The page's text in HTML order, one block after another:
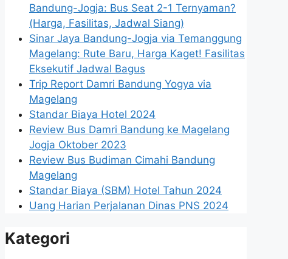
Bandung-Jogja: Bus Seat 2-1 Ternyaman?
(Harga, Fasilitas, Jadwal Siang)
Sinar Jaya Bandung-Jogja via Temanggung
Magelang: Rute Baru, Harga Kaget! Fasilitas
Eksekutif Jadwal Bagus
Trip Report Damri Bandung Yogya via
Magelang
Standar Biaya Hotel 2024
Review Bus Damri Bandung ke Magelang
Jogja Oktober 2023
Review Bus Budiman Cimahi Bandung
Magelang
Standar Biaya (SBM) Hotel Tahun 2024
Uang Harian Perjalanan Dinas PNS 2024
Kategori